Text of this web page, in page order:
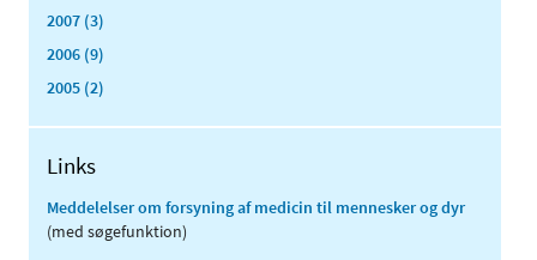
2007 (3)
2006 (9)
2005 (2)
Links
Meddelelser om forsyning af medicin til mennesker og dyr
(med søgefunktion)